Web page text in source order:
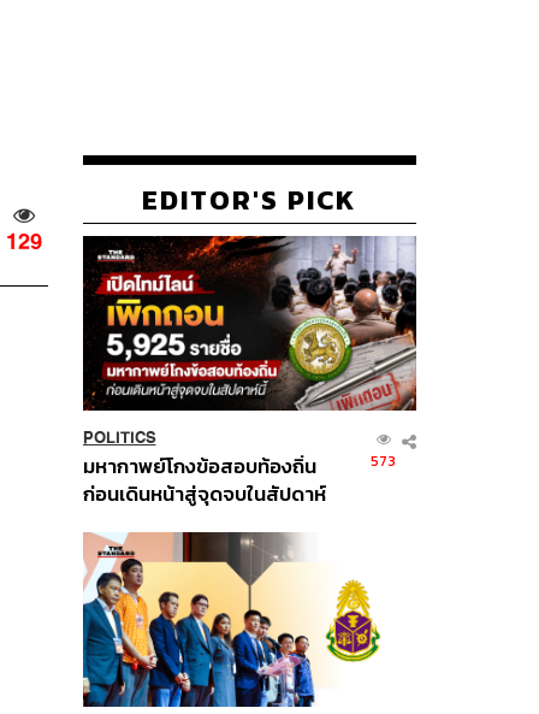
129
EDITOR'S PICK
POLITICS
มหากาพย์โกงข้อสอบท้องถิ่น
ก่อนเดินหน้าสู่จุดจบในสัปดาห์
573